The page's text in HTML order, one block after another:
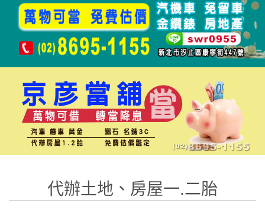
代辦土地、房屋一.二胎